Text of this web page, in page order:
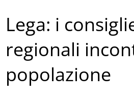
Lega: i
regionali
popolazione